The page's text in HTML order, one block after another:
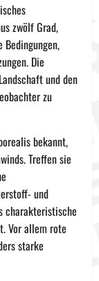
zwölf Grad,
Die
und den
zu
bekannt,
Treffen sie
und
charakteristische
Vor allem rote
starke